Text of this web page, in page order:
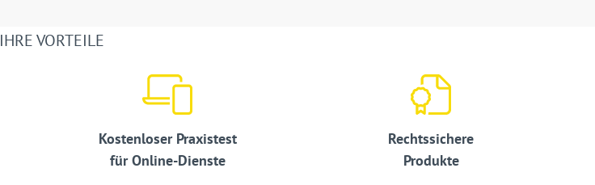
IHRE VORTEILE
Kostenloser Praxistest
für Online-Dienste
Rechtssichere
Produkte